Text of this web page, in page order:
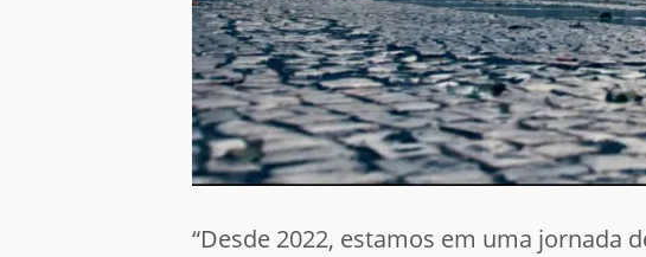
“Desde 2022, estamos em uma jornada